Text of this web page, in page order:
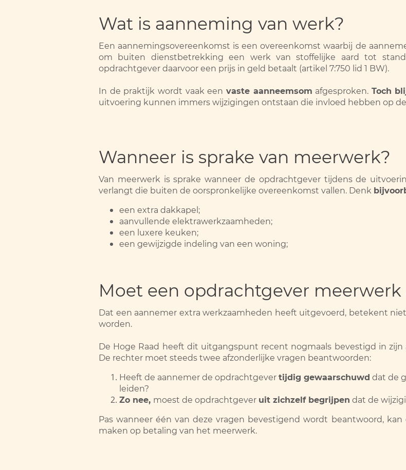
Wat is aanneming van werk?
Een aannemingsovereenkomst is een overeenkomst waarbij de
om buiten dienstbetrekking een werk van stoffelijke aard tot
opdrachtgever daarvoor een prijs in geld betaalt (artikel 7:750 lid 1 BW).
In de praktijk wordt vaak een vaste aanneemsom afgesproken. Toch
uitvoering kunnen immers wijzigingen ontstaan die invloed hebben op
Wanneer is sprake van meerwerk?
Van meerwerk is sprake wanneer de opdrachtgever tijdens de
verlangt die buiten de oorspronkelijke overeenkomst vallen. Denk
een extra dakkapel;
aanvullende elektrawerkzaamheden;
een luxere keuken;
een gewijzigde indeling van een woning;
Moet een opdrachtgever
Dat een aannemer extra werkzaamheden heeft uitgevoerd, betekent
worden.
De Hoge Raad heeft dit uitgangspunt recent nogmaals bevestigd in zijn
De rechter moet steeds twee afzonderlijke vragen beantwoorden:
Heeft de aannemer de opdrachtgever tijdig gewaarschuwd dat de
leiden?
Zo nee, moest de opdrachtgever uit zichzelf begrijpen dat de
Pas wanneer één van deze vragen bevestigend wordt beantwoord,
maken op betaling van het meerwerk.